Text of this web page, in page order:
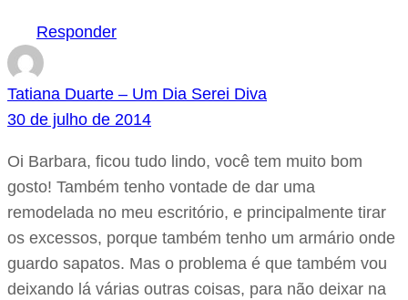
Responder
Tatiana Duarte – Um Dia Serei Diva
30 de julho de 2014
Oi Barbara, ficou tudo lindo, você tem muito bom
gosto! Também tenho vontade de dar uma
remodelada no meu escritório, e principalmente tirar
os excessos, porque também tenho um armário onde
guardo sapatos. Mas o problema é que também vou
deixando lá várias outras coisas, para não deixar na